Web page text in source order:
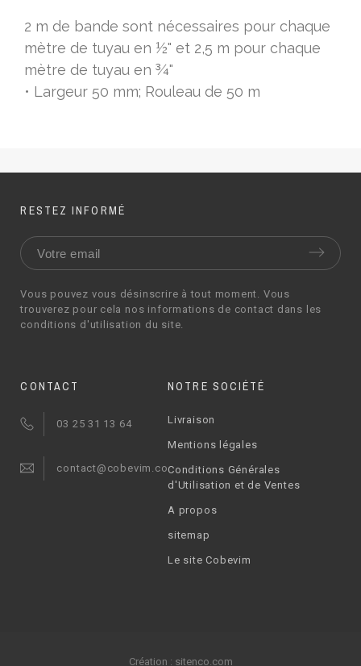
2 m de bande sont nécessaires pour chaque
mètre de tuyau en ½" et 2,5 m pour chaque
mètre de tuyau en ¾"
• Largeur 50 mm; Rouleau de 50 m
RESTEZ INFORMÉ
Vous pouvez vous désinscrire à tout moment. Vous
trouverez pour cela nos informations de contact dans les
conditions d'utilisation du site.
CONTACT
03 25 31 13 64
contact@cobevim.com
NOTRE SOCIÉTÉ
Livraison
Mentions légales
Conditions Générales
d'Utilisation et de Ventes
A propos
sitemap
Le site Cobevim
Création : sitenco.com